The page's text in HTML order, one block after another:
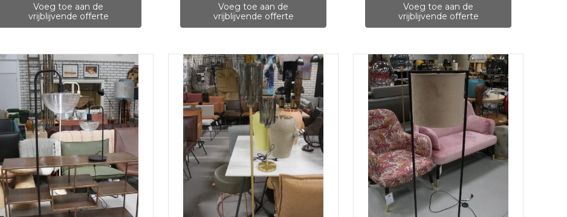
Voeg toe aan de
vrijblijvende offerte
Voeg toe aan de
vrijblijvende offerte
Voeg toe aan de
vrijblijvende offerte